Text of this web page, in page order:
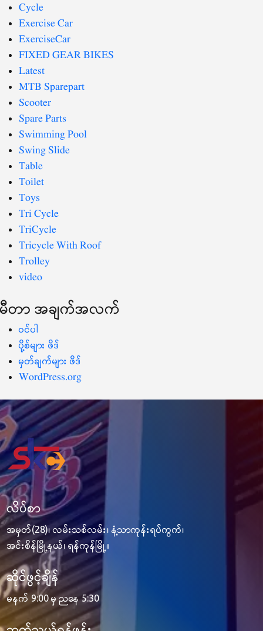
Cycle
Exercise Car
ExerciseCar
FIXED GEAR BIKES
Latest
MTB Sparepart
Scooter
Spare Parts
Swimming Pool
Swing Slide
Table
Toilet
Toys
Tri Cycle
TriCycle
Tricycle With Roof
Trolley
video
မီတာ အချက်အလက်
ဝင်ပါ
ပို့စ်များ ဖိဒ်
မှတ်ချက်များ ဖိဒ်
WordPress.org
လိပ်စာ
အမှတ်(28)၊ လမ်းသစ်လမ်း၊ နံ့သာကုန်းရပ်ကွက်၊
အင်းစိန်မြို့နယ်၊ ရန်ကုန်မြို့။
ဆိုင်ဖွင့်ချိန်
မနက် 9:00 မှ ညနေ 5:30